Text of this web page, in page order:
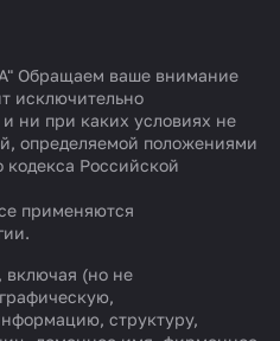
Обращаем ваше внимание
исключительно
ни при каких условиях не
определяемой положениями
кодекса Российской
применяются
.
включая (но не
структуру,